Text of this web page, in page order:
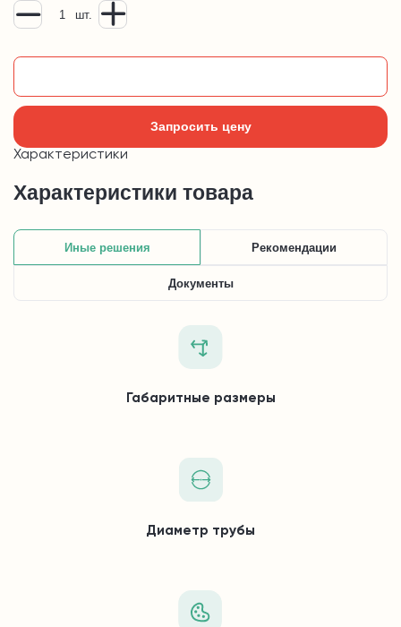
шт.
Запросить цену
Характеристики
Характеристики товара
Иные решения Рекомендации
Документы
Габаритные размеры
Диаметр трубы